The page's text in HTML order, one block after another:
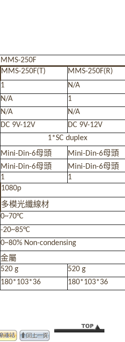
MMS-250F
MMS-250F(T) MMS-250F(R)
1
N/A
N/A
1
N/A
N/A
DC 9V-12V
DC 9V-12V
1*SC duplex
Mini-Din-6母頭 Mini-Din-6母頭
Mini-Din-6母頭 Mini-Din-6母頭
1
1
1080p
多模光纖線材
0~70°C
-20~85°C
0~80% Non-condensing
金屬
520 g
520 g
180*103*36 180*103*36